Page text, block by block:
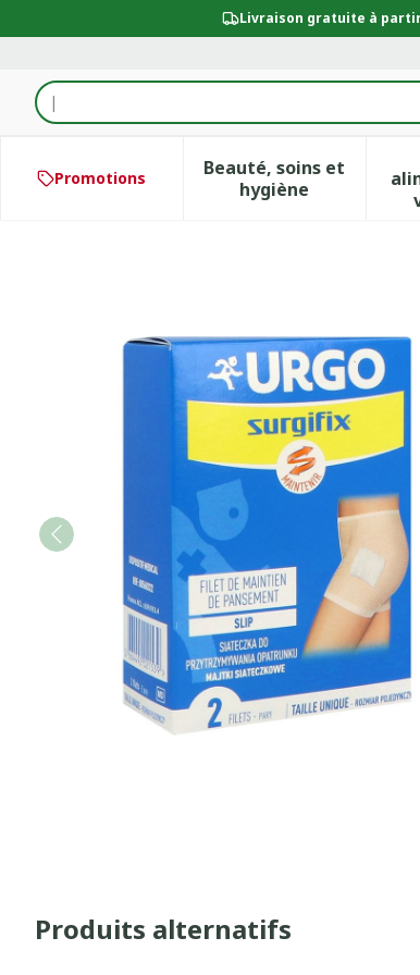
Livraison gratuite à partir
Rechercher
Promotions
Beauté, soins et
hygièneAfficher le
Surgifix Slip En Filet
Produits alternatifs